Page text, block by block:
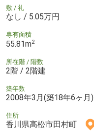
敷 / 礼
なし / 5.05万円
専有面積
55.81m2
所在階 / 階数
2階 / 2階建
築年数
2008年3月(築18年6ヶ月)
住所
香川県高松市田村町